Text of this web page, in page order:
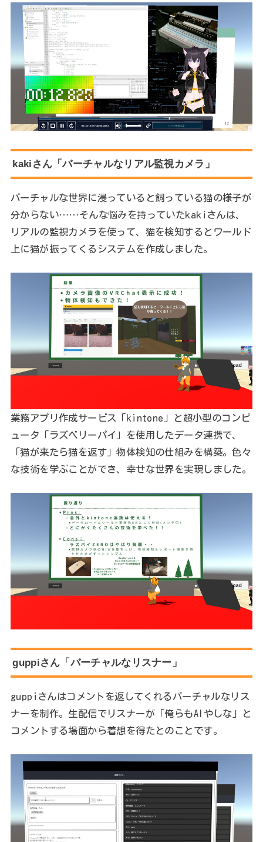
kakiさん「バーチャルなリアル監視カメラ」
バーチャルな世界に浸っていると飼っている猫の様子が
分からない……そんな悩みを持っていたkakiさんは、
リアルの監視カメラを使って、猫を検知するとワールド
上に猫が振ってくるシステムを作成しました。
業務アプリ作成サービス「kintone」と超小型のコンピ
ュータ「ラズベリーパイ」を使用したデータ連携で、
「猫が来たら猫を返す」物体検知の仕組みを構築。色々
な技術を学ぶことができ、幸せな世界を実現しました。
guppiさん「バーチャルなリスナー」
guppiさんはコメントを返してくれるバーチャルなリス
ナーを制作。生配信でリスナーが「俺らもAIやしな」と
コメントする場面から着想を得たとのことです。